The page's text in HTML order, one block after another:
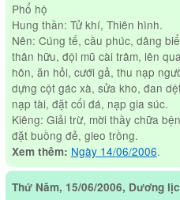
Phổ hộ
Hung thần: Tử khí, Thiên hình.
Nên: Cúng tế, cầu phúc, dâng
thân hữu, đội mũ cài trâm, lên
hôn, ăn hỏi, cưới gả, thu nạp
dựng cột gác xà, sửa kho, đan
nạp tài, đặt cối đá, nạp gia súc.
Kiêng: Giải trừ, mời thầy chữa
đặt buồng đẻ, gieo trồng.
Xem thêm: Ngày 14/06/2006.
Thứ Năm, 15/06/2006, Dương